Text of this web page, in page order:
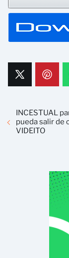
INCESTUAL
pueda salir de
VIDEITO